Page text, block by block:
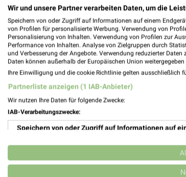
ÖPNV ANZEIGEN
Aktuelle Angebote in dieser
Anzahl Prospekte: 1
Letztes Prospektupdate: vor 20 Tagen
Wir und unsere Partner verarbeiten Daten, um die
Speichern von oder Zugriff auf Informationen auf einem
von Profilen für personalisierte Werbung. Verwendung von
Personalisierung von Inhalten. Verwendung von Profilen zur
Performance von Inhalten. Analyse von Zielgruppen durch
und Verbesserung der Angebote. Verwendung reduzierter Daten
Daten können außerhalb der Europäischen Union
Ihre Einwilligung und die cookie Richtlinie gelten ausschließlich
Partnerliste anzeigen (1 IAB-Anbieter)
Wir nutzen Ihre Daten für folgende Zwecke:
IAB-Verarbeitungszwecke:
Speichern von oder Zugriff auf Informationen auf
Verwendung reduzierter Daten zur Auswahl von
Erstellung von Profilen für personalisierte Werbung